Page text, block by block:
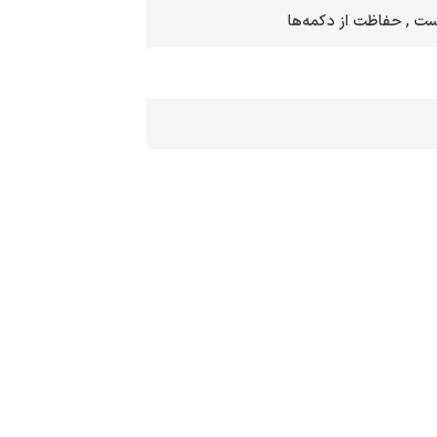
, حفاظت از دکمه‌ها